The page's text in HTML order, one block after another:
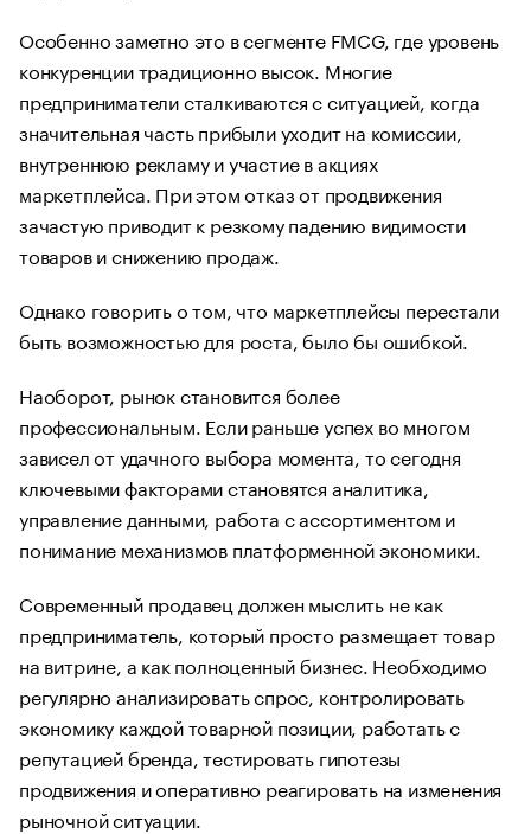
Особенно заметно это в сегменте FMCG, где уровень
конкуренции традиционно высок. Многие
предприниматели сталкиваются с ситуацией, когда
значительная часть прибыли уходит на комиссии,
внутреннюю рекламу и участие в акциях
маркетплейса. При этом отказ от продвижения
зачастую приводит к резкому падению видимости
товаров и снижению продаж.
Однако говорить о том, что маркетплейсы перестали
быть возможностью для роста, было бы ошибкой.
Наоборот, рынок становится более
профессиональным. Если раньше успех во многом
зависел от удачного выбора момента, то сегодня
ключевыми факторами становятся аналитика,
управление данными, работа с ассортиментом и
понимание механизмов платформенной экономики.
Современный продавец должен мыслить не как
предприниматель, который просто размещает товар
на витрине, а как полноценный бизнес. Необходимо
регулярно анализировать спрос, контролировать
экономику каждой товарной позиции, работать с
репутацией бренда, тестировать гипотезы
продвижения и оперативно реагировать на изменения
рыночной ситуации.